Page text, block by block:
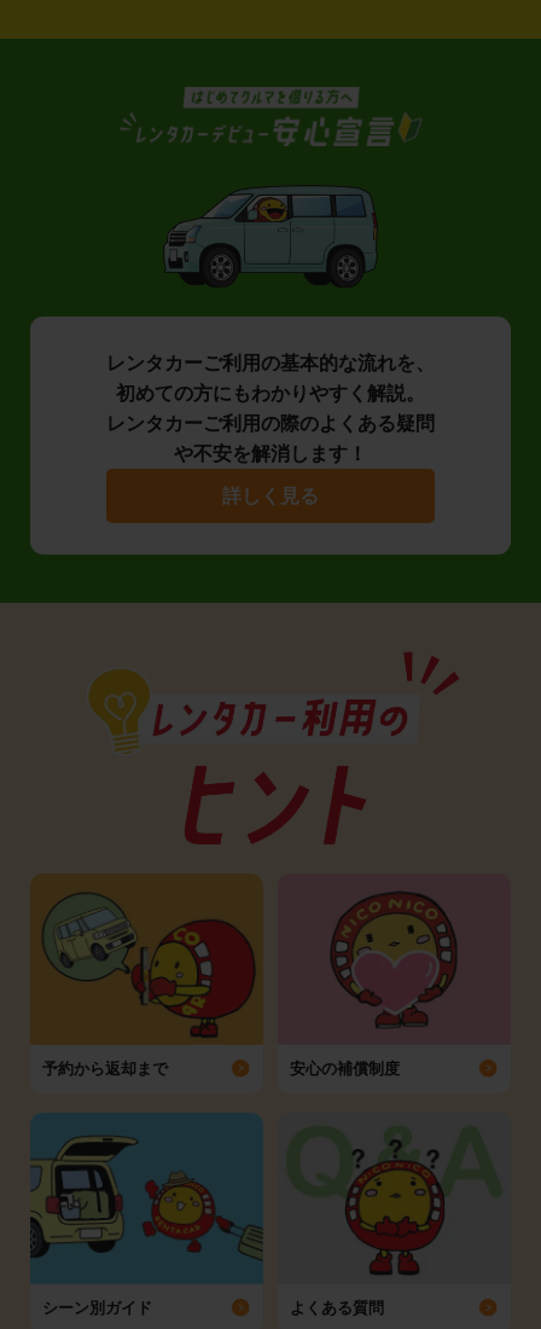
レンタカーご利用の基本的な流れを、
初めての方にもわかりやすく解説。
レンタカーご利用の際のよくある疑問
や不安を解消します！
詳しく見る
予約から返却まで 安心の補償制度
シーン別ガイド よくある質問